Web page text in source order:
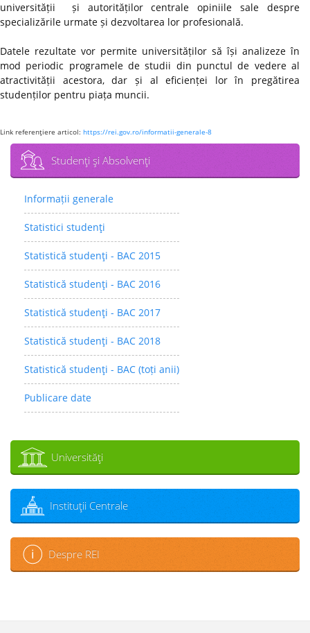
universității și autorităților centrale opiniile sale despre
specializările urmate și dezvoltarea lor profesională.
Datele rezultate vor permite universităților să își analizeze în
mod periodic programele de studii din punctul de vedere al
atractivității acestora, dar și al eficienței lor în pregătirea
studenților pentru piața muncii.
Link referenţiere articol: https://rei.gov.ro/informatii-generale-8
Studenţi şi Absolvenţi
Informații generale
Statistici studenţi
Statistică studenţi - BAC 2015
Statistică studenţi - BAC 2016
Statistică studenţi - BAC 2017
Statistică studenţi - BAC 2018
Statistică studenţi - BAC (toți anii)
Publicare date
Universităţi
Instituţii Centrale
Despre REI